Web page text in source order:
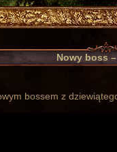
Nowy boss
bossem z